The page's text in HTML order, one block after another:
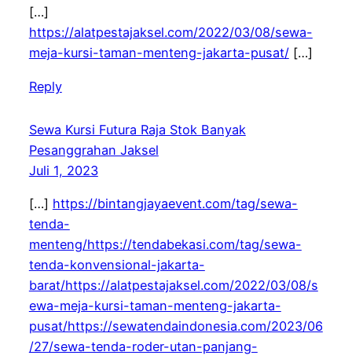
[…]
https://alatpestajaksel.com/2022/03/08/sewa-
meja-kursi-taman-menteng-jakarta-pusat/[…]
Reply
Sewa Kursi Futura Raja Stok Banyak
Pesanggrahan Jaksel
Juli 1, 2023
[…] https://bintangjayaevent.com/tag/sewa-
tenda-
menteng/https://tendabekasi.com/tag/sewa-
tenda-konvensional-jakarta-
barat/https://alatpestajaksel.com/2022/03/08/s
ewa-meja-kursi-taman-menteng-jakarta-
pusat/https://sewatendaindonesia.com/2023/06
/27/sewa-tenda-roder-utan-panjang-